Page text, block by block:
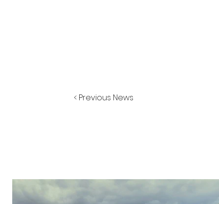
< Previous News